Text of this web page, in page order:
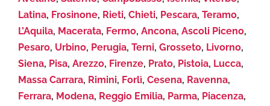
Latina, Frosinone, Rieti, Chieti, Pescara, Teramo,
L’Aquila, Macerata, Fermo, Ancona, Ascoli Piceno,
Pesaro, Urbino, Perugia, Terni, Grosseto, Livorno,
Siena, Pisa, Arezzo, Firenze, Prato, Pistoia, Lucca,
Massa Carrara, Rimini, Forlì, Cesena, Ravenna,
Ferrara, Modena, Reggio Emilia, Parma, Piacenza,